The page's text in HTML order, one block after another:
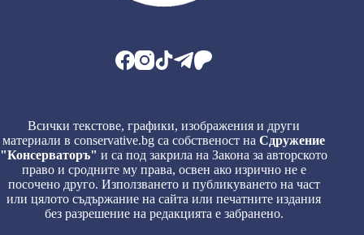
Всички текстове, графики, изображения и други
материали в conservative.bg са собственост наСдружение
"Консерваторъ" и са под закрила на Закона за авторското
право и сродните му права, освен ако изрично не е
посочено друго. Използването и публикуването на част
или цялото съдържание на сайта или печатните издания
без разрешение на редакцията е забранено.